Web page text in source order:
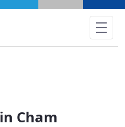
Cham -
Cham